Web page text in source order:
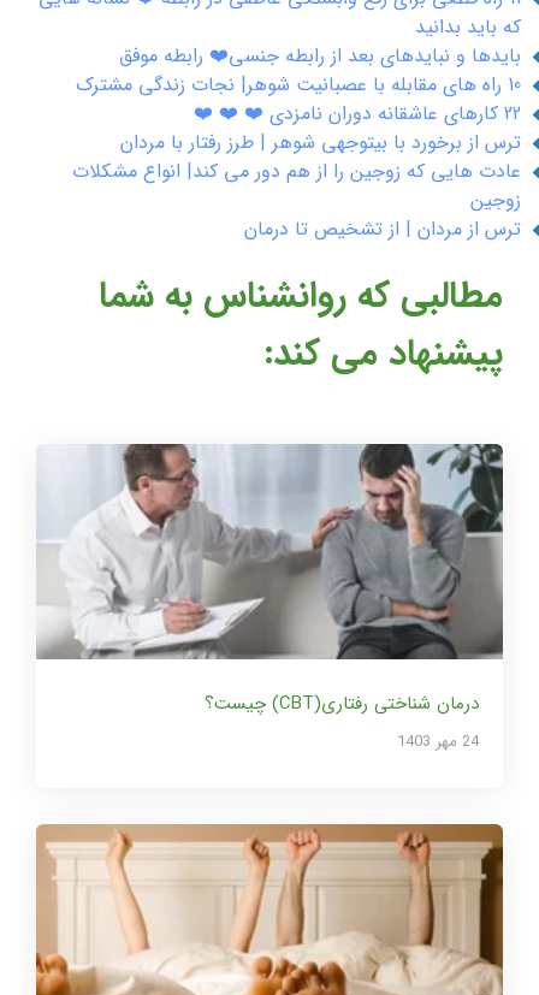
که باید بدانید
بایدها و نبایدهای بعد از رابطه جنسی❤️ رابطه موفق
10 راه های مقابله با عصبانیت شوهر| نجات زندگی مشترک
22 کارهای عاشقانه دوران نامزدی ❤️ ❤️ ❤️
ترس از برخورد با بیتوجهی شوهر | طرز رفتار با مردان
عادت هایی که زوجین را از هم دور می کند| انواع مشکلات
زوجین
ترس از مردان | از تشخیص تا درمان
مطالبی که روانشناس به شما
پیشنهاد می کند:
درمان شناختی رفتاری(CBT) چیست؟
24 مهر 1403